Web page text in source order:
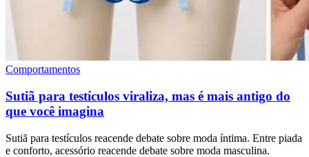
Comportamentos
Sutiã para testículos viraliza, mas é mais antigo do
que você imagina
Sutiã para testículos reacende debate sobre moda íntima. Entre piada
e conforto, acessório reacende debate sobre moda masculina.